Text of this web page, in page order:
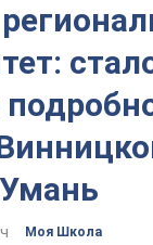
Моя Школа